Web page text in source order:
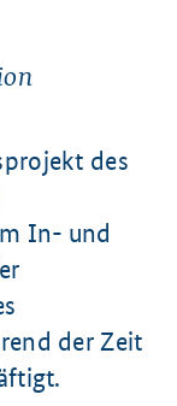
des
In- und
der Zeit